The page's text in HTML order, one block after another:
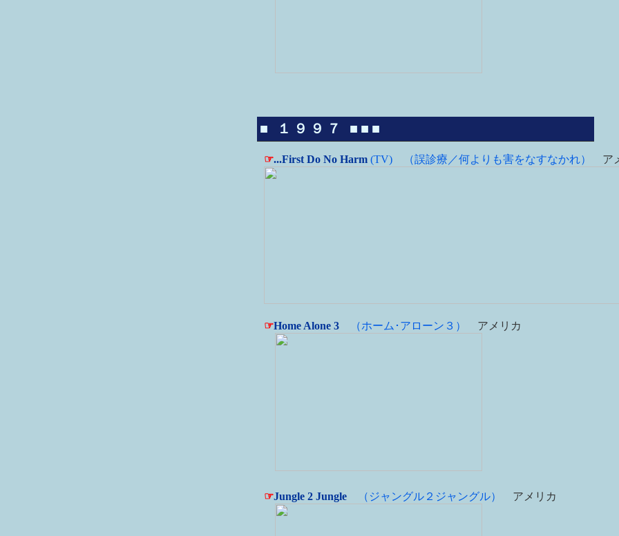
■ １９９７ ■■■
☞...First Do No Harm (TV) （誤診療／何よりも害をなすなかれ） ア
☞Home Alone 3 （ホーム･アローン３） アメリカ
☞Jungle 2 Jungle （ジャングル２ジャングル） アメリカ